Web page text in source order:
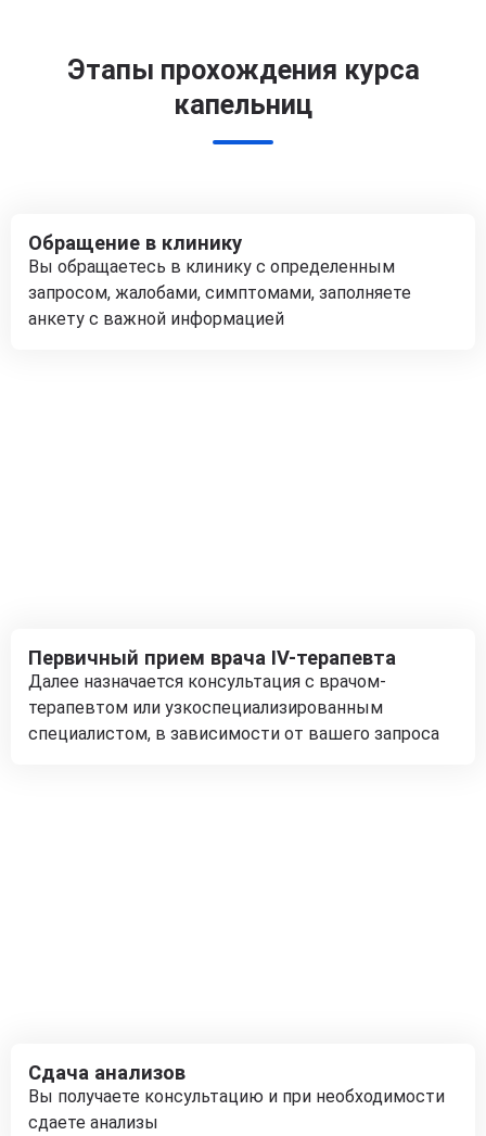
Этапы прохождения курса
капельниц
Обращение в клинику
Вы обращаетесь в клинику с определенным
запросом, жалобами, симптомами, заполняете
анкету с важной информацией
Первичный прием врача IV-терапевта
Далее назначается консультация с врачом-
терапевтом или узкоспециализированным
специалистом, в зависимости от вашего запроса
Сдача анализов
Вы получаете консультацию и при необходимости
сдаете анализы